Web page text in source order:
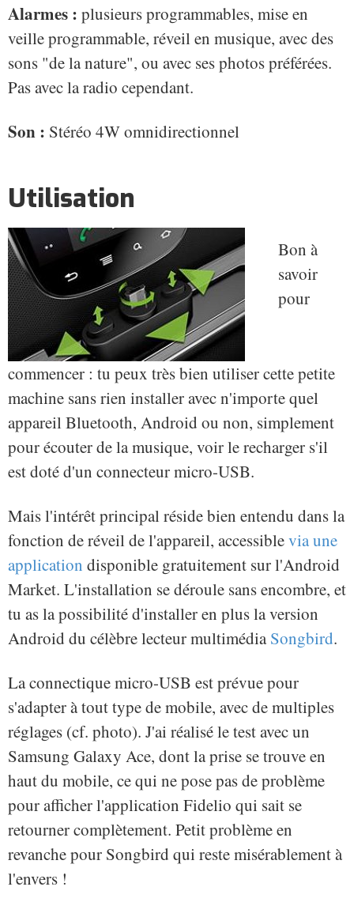
Alarmes : plusieurs programmables, mise en
veille programmable, réveil en musique, avec des
sons "de la nature", ou avec ses photos préférées.
Pas avec la radio cependant.
Son : Stéréo 4W omnidirectionnel
Utilisation
Bon à
savoir
pour
commencer : tu peux très bien utiliser cette petite
machine sans rien installer avec n'importe quel
appareil Bluetooth, Android ou non, simplement
pour écouter de la musique, voir le recharger s'il
est doté d'un connecteur micro-USB.
Mais l'intérêt principal réside bien entendu dans la
fonction de réveil de l'appareil, accessiblevia une
application disponible gratuitement sur l'Android
Market. L'installation se déroule sans encombre, et
tu as la possibilité d'installer en plus la version
Android du célèbre lecteur multimédiaSongbird.
La connectique micro-USB est prévue pour
s'adapter à tout type de mobile, avec de multiples
réglages (cf. photo). J'ai réalisé le test avec un
Samsung Galaxy Ace, dont la prise se trouve en
haut du mobile, ce qui ne pose pas de problème
pour afficher l'application Fidelio qui sait se
retourner complètement. Petit problème en
revanche pour Songbird qui reste misérablement à
l'envers !